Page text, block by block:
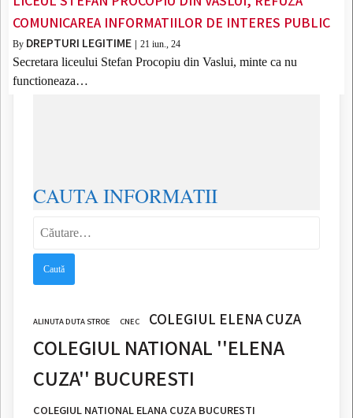
COMUNICAREA INFORMATIILOR DE INTERES PUBLIC
By DREPTURI LEGITIME 21 iun., 24
Secretara liceului Stefan Procopiu din Vaslui, minte ca nu
functioneaza…
CAUTA INFORMATII
ALINUTA DUTA STROE CNEC COLEGIUL ELENA CUZA
COLEGIUL NATIONAL ''ELENA
CUZA'' BUCURESTI
COLEGIUL NATIONAL ELANA CUZA BUCURESTI